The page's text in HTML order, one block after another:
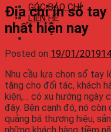
GÓC BÁO CHÍ
LIÊN HỆ
Địa chỉ in sổ tay
nhất hiện nay
Posted on 19/01/2019
Nhu cầu lựa chọn sổ tay
tặng cho đối tác, khách
kiện,… có xu hướng ngày
đây. Bên cạnh đó, nó
quảng bá thương hiệu,